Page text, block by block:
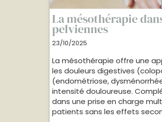
La mésothérapie
pelviennes
23/10/2025
La mésothérapie offre une
les douleurs digestives
(endométriose,
intensité douloureuse.
dans une prise en charge
patients sans les effets